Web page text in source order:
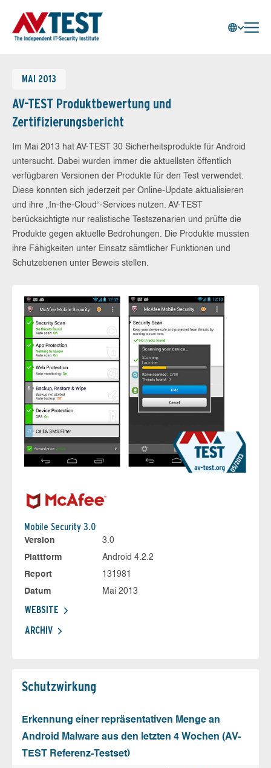
MAI 2013
AV-TEST Produktbewertung und
Zertifizierungsbericht
Im Mai 2013 hat AV-TEST 30 Sicherheitsprodukte für Android
untersucht. Dabei wurden immer die aktuellsten öffentlich
verfügbaren Versionen der Produkte für den Test verwendet.
Diese konnten sich jederzeit per Online-Update aktualisieren
und ihre „In-the-Cloud“-Services nutzen. AV-TEST
berücksichtigte nur realistische Testszenarien und prüfte die
Produkte gegen aktuelle Bedrohungen. Die Produkte mussten
ihre Fähigkeiten unter Einsatz sämtlicher Funktionen und
Schutzebenen unter Beweis stellen.
Mobile Security 3.0
Version
3.0
Plattform
Android 4.2.2
Report
131981
Datum
Mai 2013
WEBSITE
ARCHIV
Schutz­wirkung
Erkennung einer repräsentativen Menge an
Android Malware aus den letzten 4 Wochen (AV-
TEST Referenz-Testset)